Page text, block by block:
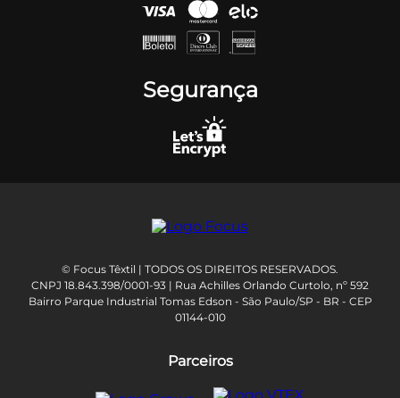
Segurança
© Focus Têxtil | TODOS OS DIREITOS RESERVADOS.
CNPJ 18.843.398/0001-93 | Rua Achilles Orlando Curtolo, nº 592
Bairro Parque Industrial Tomas Edson - São Paulo/SP - BR - CEP
01144-010
Parceiros